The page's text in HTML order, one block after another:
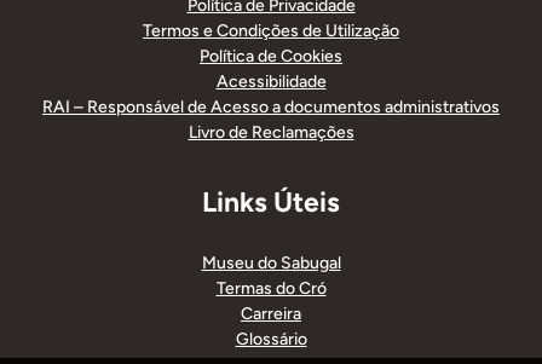
Política de Privacidade
Termos e Condições de Utilização
Política de Cookies
Acessibilidade
RAI – Responsável de Acesso a documentos administrativos
Livro de Reclamações
Links Úteis
Museu do Sabugal
Termas do Cró
Carreira
Glossário